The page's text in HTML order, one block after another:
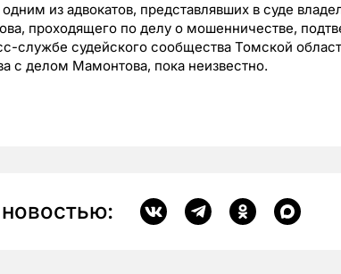
из адвокатов, представлявших в суде
проходящего по делу о мошенничестве,
службе судейского сообщества Томской
с делом Мамонтова, пока неизвестно.